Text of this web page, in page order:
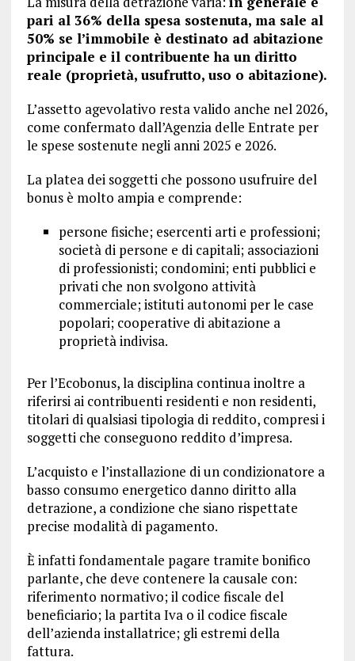
pari al 36% della spesa sostenuta, ma sale al
50% se l’immobile è destinato ad abitazione
principale e il contribuente ha un diritto
reale (proprietà, usufrutto, uso o abitazione).
L’assetto agevolativo resta valido anche nel 2026,
come confermato dall’Agenzia delle Entrate per
le spese sostenute negli anni 2025 e 2026.
La platea dei soggetti che possono usufruire del
bonus è molto ampia e comprende:
persone fisiche; esercenti arti e professioni;
società di persone e di capitali; associazioni
di professionisti; condomini; enti pubblici e
privati che non svolgono attività
commerciale; istituti autonomi per le case
popolari; cooperative di abitazione a
proprietà indivisa.
Per l’Ecobonus, la disciplina continua inoltre a
riferirsi ai contribuenti residenti e non residenti,
titolari di qualsiasi tipologia di reddito, compresi i
soggetti che conseguono reddito d’impresa.
L’acquisto e l’installazione di un condizionatore a
basso consumo energetico danno diritto alla
detrazione, a condizione che siano rispettate
precise modalità di pagamento.
È infatti fondamentale pagare tramite bonifico
parlante, che deve contenere la causale con:
riferimento normativo; il codice fiscale del
beneficiario; la partita Iva o il codice fiscale
dell’azienda installatrice; gli estremi della
fattura.